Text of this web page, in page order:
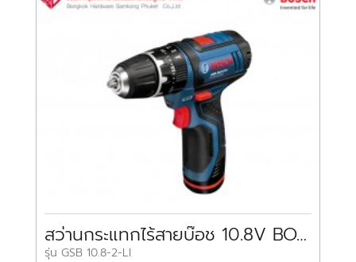
สว่านกระแทกไร้สายบ๊อช 10.8V BOSCH Cordless Impact Drill
รุ่น GSB 10.8-2-LI